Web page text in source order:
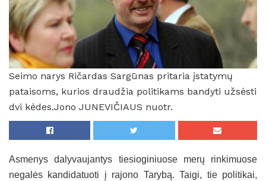
Seimo narys Ričardas Sargūnas pritaria įstatymų
pataisoms, kurios draudžia politikams bandyti užsėsti
dvi kėdes.Jono JUNEVIČIAUS nuotr.
Asmenys dalyvaujantys tiesioginiuose merų rinkimuose
negalės kandidatuoti į rajono Tarybą. Taigi, tie politikai,